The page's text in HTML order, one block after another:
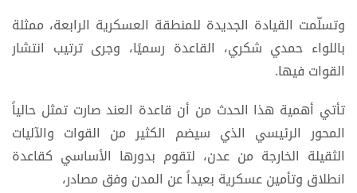
وتسلّمت القيادة الجديدة للمنطقة العسكرية الرابعة، ممثلة
باللواء حمدي شكري، القاعدة رسميًا، وجرى ترتيب انتشار
القوات فيها.
تأتي أهمية هذا الحدث من أن قاعدة العند صارت تمثل حالياً
المحور الرئيسي الذي سيضم الكثير من القوات والآليات
الثقيلة الخارجة من عدن، لتقوم بدورها الأساسي كقاعدة
انطلاق وتأمين عسكرية بعيداً عن المدن وفق مصادر،